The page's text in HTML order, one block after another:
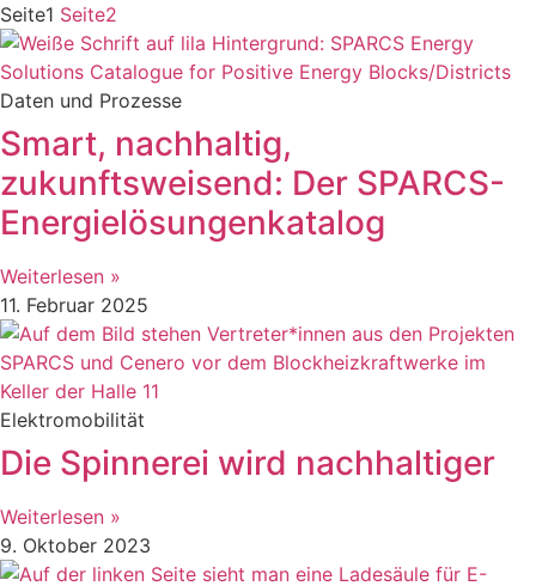
Seite1 Seite2
Daten und Prozesse
Smart, nachhaltig,
zukunftsweisend: Der SPARCS-
Energielösungenkatalog
Weiterlesen »
11. Februar 2025
Elektromobilität
Die Spinnerei wird nachhaltiger
Weiterlesen »
9. Oktober 2023